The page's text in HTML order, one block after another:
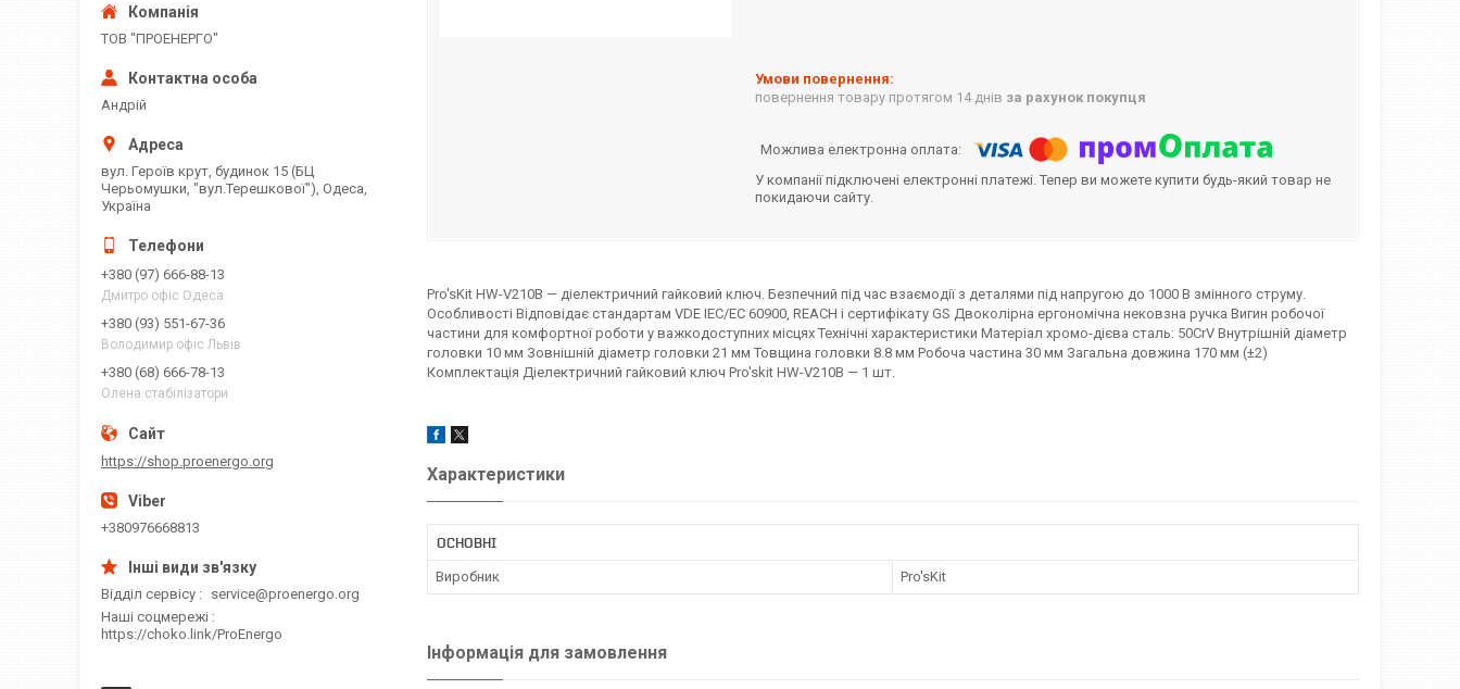
повернення товару протягом 14 днів за рахунок покупця
У компанії підключені електронні платежі. Тепер ви можете купити будь-який товар не
покидаючи сайту.
Pro'sKit HW-V210B — діелектричний гайковий ключ. Безпечний під час взаємодії з деталями під напругою до 1000 В змінного струму.
Особливості Відповідає стандартам VDE IEC/EC 60900, REACH і сертифікату GS Двоколірна ергономічна нековзна ручка Вигин робочої
частини для комфортної роботи у важкодоступних місцях Технічні характеристики Матеріал хромо-дієва сталь: 50CrV Внутрішній діаметр
головки 10 мм Зовнішній діаметр головки 21 мм Товщина головки 8.8 мм Робоча частина 30 мм Загальна довжина 170 мм (±2)
Комплектація Діелектричний гайковий ключ Pro'skit HW-V210B — 1 шт.
Характеристики
ОСНОВНІ
Виробник Pro'sKit
Інформація для замовлення
ТОВ "ПРОЕНЕРГО"
Андрій
вул. Героїв крут, будинок 15 (БЦ
Черьомушки, "вул.Терешкової"), Одеса,
Україна
+380 (97) 666-88-13
Дмитро офіс Одеса
+380 (93) 551-67-36
Володимир офіс Львів
+380 (68) 666-78-13
Олена стабілізатори
https://shop.proenergo.org
+380976668813
Відділ сервісу
service@proenergo.org
Наші соцмережі
https://choko.link/ProEnergo